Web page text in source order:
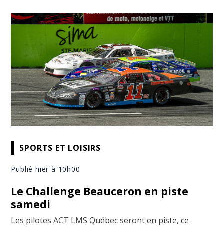
SPORTS ET LOISIRS
Publié hier à 10h00
Le Challenge Beauceron en piste
samedi
Les pilotes ACT LMS Québec seront en piste, ce